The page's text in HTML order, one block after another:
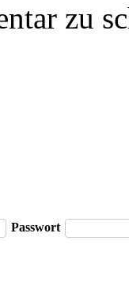
zu
Passwort